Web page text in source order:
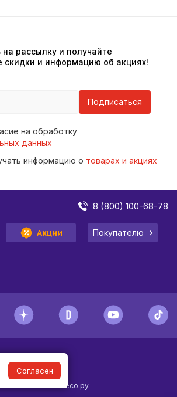
Согласен
рассылку и получайте
и информацию об акциях!
Подписаться
на обработку
данных
информацию о товарах и акциях
8 (800) 100-68-78
Акции Покупателю
© Колесо.ру